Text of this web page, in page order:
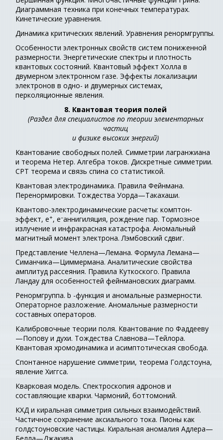
Диаграммная техника при конечных температурах.
Кинетические уравнения.
Динамика критических явлений. Уравнения ренормгруппы.
Особенности электронных свойств систем пониженной
размерности. Энергетические спектры и плотность
квантовых состояний. Квантовый эффект Холла в
двумерном электронном газе. Эффекты локализации
электронов в одно- и двумерных системах,
перколяционные явления.
8. Квантовая теория полей
(Раздел для специалистов по теории элементарных
частиц
и физике высоких энергий)
Квантование свободных полей. Симметрии лагранжиана
и теорема Нетер. Алгебра токов. Дискретные симметрии.
СРТ теорема и связь спина со статистикой.
Квантовая электродинамика. Правила Фейнмана.
Перенормировки. Тождества Уорда—Такахаши.
Квантово-электродинамические расчеты: комптон-
эффект, е+, е–аннигиляция, рождение пар. Тормозное
излучение и инфракрасная катастрофа. Аномальный
магнитный момент электрона. Лэмбовский сдвиг.
Представление Челлена—Лемана. Формула Лемана—
Симанчика—Циммермана. Аналитические свойства
амплитуд рассеяния. Правила Куткоского. Правила
Ландау для особенностей фейнмановских диаграмм.
Ренормгруппа. b -функция и аномальные размерности.
Операторное разложение. Аномальные размерности
составных операторов.
Калибровочные теории поля. Квантование по Фаддееву
—Попову и духи. Тождества Славнова—Тейлора.
Квантовая хромодинамика и асимптотическая свобода.
Спонтанное нарушение симметрии, теорема Голдстоуна,
явление Хиггса.
Кварковая модель. Спектроскопия адронов и
составляющие кварки. Чармоний, боттомоний.
КХД и киральная симметрия сильных взаимодействий.
Частичное сохранение аксиального тока. Пионы как
голдстоуновские частицы. Киральная аномалия Адлера—